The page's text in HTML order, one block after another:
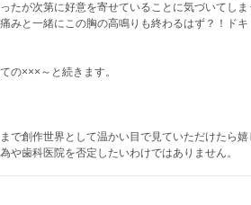
が次第に好意を寄せていることに気づいてしま
みと一緒にこの胸の高鳴りも終わるはず？！ド
×××～と続きます。
で創作世界として温かい目で見ていただけたら嬉
歯科医院を否定したいわけではありません。